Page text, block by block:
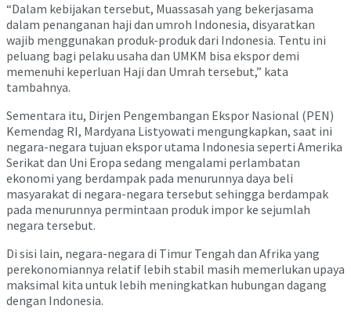
“Dalam kebijakan tersebut, Muassasah yang bekerjasama
dalam penanganan haji dan umroh Indonesia, disyaratkan
wajib menggunakan produk-produk dari Indonesia. Tentu ini
peluang bagi pelaku usaha dan UMKM bisa ekspor demi
memenuhi keperluan Haji dan Umrah tersebut,” kata
tambahnya.
Sementara itu, Dirjen Pengembangan Ekspor Nasional (PEN)
Kemendag RI, Mardyana Listyowati mengungkapkan, saat ini
negara-negara tujuan ekspor utama Indonesia seperti Amerika
Serikat dan Uni Eropa sedang mengalami perlambatan
ekonomi yang berdampak pada menurunnya daya beli
masyarakat di negara-negara tersebut sehingga berdampak
pada menurunnya permintaan produk impor ke sejumlah
negara tersebut.
Di sisi lain, negara-negara di Timur Tengah dan Afrika yang
perekonomiannya relatif lebih stabil masih memerlukan upaya
maksimal kita untuk lebih meningkatkan hubungan dagang
dengan Indonesia.